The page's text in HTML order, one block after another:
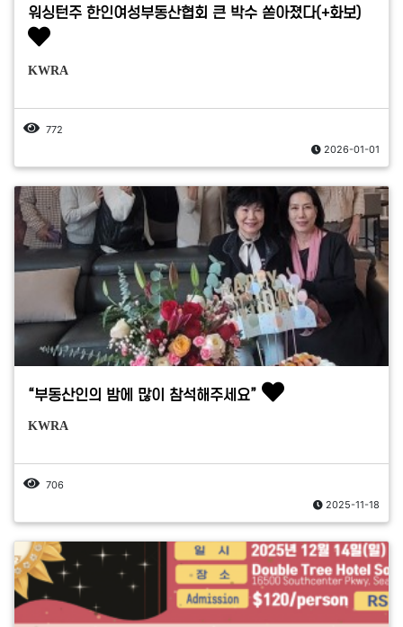
워싱턴주 한인여성부동산협회 큰 박수 쏟아졌다(+화보)
KWRA
772
2026-01-01
“부동산인의 밤에 많이 참석해주세요”
KWRA
706
2025-11-18